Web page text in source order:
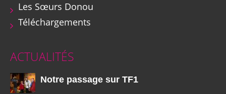
Les Sœurs Donou
Téléchargements
ACTUALITÉS
Notre passage sur TF1